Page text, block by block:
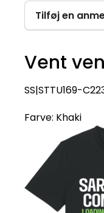
Tilføj en
Vent
SS|STTU169-
Farve: Khaki